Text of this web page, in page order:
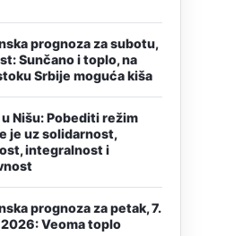
prognoza za subotu,
Sunčano i toplo, na
Srbije moguća kiša
Nišu: Pobediti režim
je uz solidarnost,
integralnost i
prognoza za petak, 7.
Veoma toplo